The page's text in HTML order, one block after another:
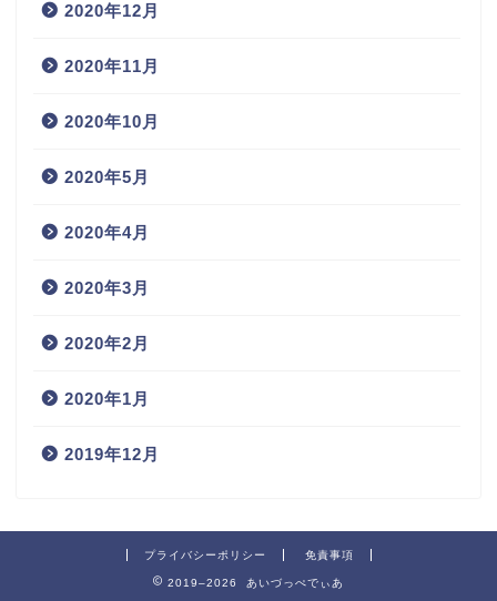
2020年12月
2020年11月
2020年10月
2020年5月
2020年4月
2020年3月
2020年2月
2020年1月
2019年12月
プライバシーポリシー 免責事項
2019–2026 あいづっぺでぃあ